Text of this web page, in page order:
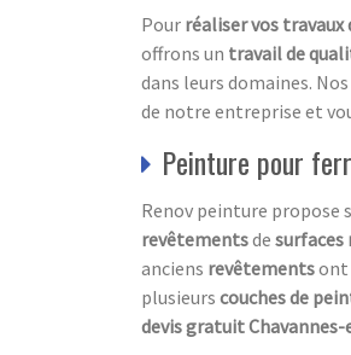
Pour réaliser vos travaux
offrons un travail de
dans leurs domaines.
de notre entreprise et
Peinture pour
Renov peinture propose
revêtementsde
anciens revêtementsont
plusieurs couches de
devis gratuit Chavannes-